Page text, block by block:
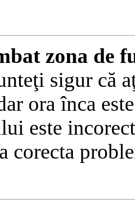
zona de
sigur că
ora înca
este
corecta